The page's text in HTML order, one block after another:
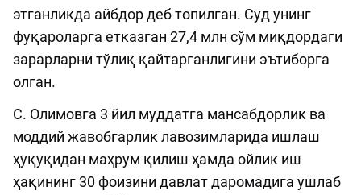
этганликда айбдор деб топилган. Суд унинг
фуқароларга етказган 27,4 млн сўм миқдордаги
зарарларни тўлиқ қайтарганлигини эътиборга
олган.
С. Олимовга 3 йил муддатга мансабдорлик ва
моддий жавобгарлик лавозимларида ишлаш
ҳуқуқидан маҳрум қилиш ҳамда ойлик иш
ҳақининг 30 фоизини давлат даромадига ушлаб